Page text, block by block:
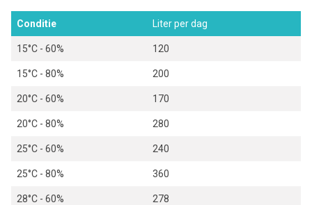
Conditie Liter per dag
15°C - 60% 120
15°C - 80% 200
20°C - 60% 170
20°C - 80% 280
25°C - 60% 240
25°C - 80% 360
28°C - 60% 278